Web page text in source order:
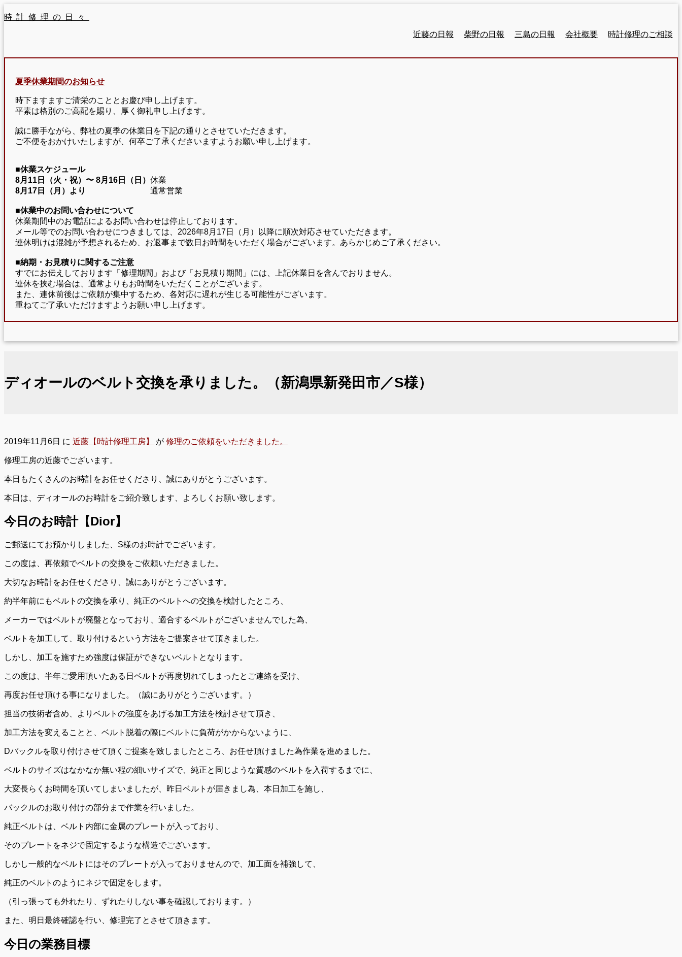
時計修理の日々
近藤の日報
柴野の日報 三島の日報 会社概要 時計修理のご相談
夏季休業期間のお知らせ
時下ますますご清栄のこととお慶び申し上げます。
平素は格別のご高配を賜り、厚く御礼申し上げます。
誠に勝手ながら、弊社の夏季の休業日を下記の通りとさせていただきます。
ご不便をおかけいたしますが、何卒ご了承くださいますようお願い申し上げます。
■休業スケジュール
8月11日（火・祝）〜 8月16日（日） 休業
8月17日（月）より
通常営業
■休業中のお問い合わせについて
休業期間中のお電話によるお問い合わせは停止しております。
メール等でのお問い合わせにつきましては、2026年8月17日（月）以降に順次対応させていただきます。
連休明けは混雑が予想されるため、お返事まで数日お時間をいただく場合がございます。あらかじめご了承ください。
■納期・お見積りに関するご注意
すでにお伝えしております「修理期間」および「お見積り期間」には、上記休業日を含んでおりません。
連休を挟む場合は、通常よりもお時間をいただくことがございます。
また、連休前後はご依頼が集中するため、各対応に遅れが生じる可能性がございます。
重ねてご了承いただけますようお願い申し上げます。
ディオールのベルト交換を承りました。（新潟県新発田市／S様）
2019年11月6日 に 近藤【時計修理工房】 が 修理のご依頼をいただきました。
修理工房の近藤でございます。
本日もたくさんのお時計をお任せくださり、誠にありがとうございます。
本日は、ディオールのお時計をご紹介致します、よろしくお願い致します。
今日のお時計【Dior】
ご郵送にてお預かりしました、S様のお時計でございます。
この度は、再依頼でベルトの交換をご依頼いただきました。
大切なお時計をお任せくださり、誠にありがとうございます。
約半年前にもベルトの交換を承り、純正のベルトへの交換を検討したところ、
メーカーではベルトが廃盤となっており、適合するベルトがございませんでした為、
ベルトを加工して、取り付けるという方法をご提案させて頂きました。
しかし、加工を施すため強度は保証ができないベルトとなります。
この度は、半年ご愛用頂いたある日ベルトが再度切れてしまったとご連絡を受け、
再度お任せ頂ける事になりました。（誠にありがとうございます。）
担当の技術者含め、よりベルトの強度をあげる加工方法を検討させて頂き、
加工方法を変えることと、ベルト脱着の際にベルトに負荷がかからないように、
Dバックルを取り付けさせて頂くご提案を致しましたところ、お任せ頂けました為作業を進めました。
ベルトのサイズはなかなか無い程の細いサイズで、純正と同じような質感のベルトを入荷するまでに、
大変長らくお時間を頂いてしまいましたが、昨日ベルトが届きまし為、本日加工を施し、
バックルのお取り付けの部分まで作業を行いました。
純正ベルトは、ベルト内部に金属のプレートが入っており、
そのプレートをネジで固定するような構造でございます。
しかし一般的なベルトにはそのプレートが入っておりませんので、加工面を補強して、
純正のベルトのようにネジで固定をします。
（引っ張っても外れたり、ずれたりしない事を確認しております。）
また、明日最終確認を行い、修理完了とさせて頂きます。
今日の業務目標